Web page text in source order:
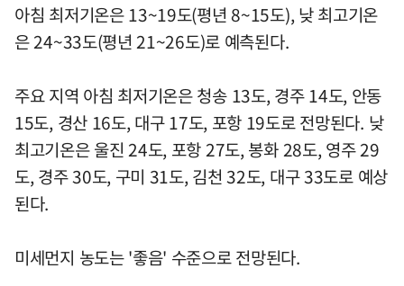
아침 최저기온은 13~19도(평년 8~15도), 낮 최고기온
은 24~33도(평년 21~26도)로 예측된다.
주요 지역 아침 최저기온은 청송 13도, 경주 14도, 안동
15도, 경산 16도, 대구 17도, 포항 19도로 전망된다. 낮
최고기온은 울진 24도, 포항 27도, 봉화 28도, 영주 29
도, 경주 30도, 구미 31도, 김천 32도, 대구 33도로 예상
된다.
미세먼지 농도는 '좋음' 수준으로 전망된다.